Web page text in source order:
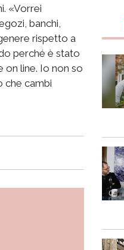
«Vorrei
banchi,
rispetto a
perché è stato
on line. Io non so
che cambi